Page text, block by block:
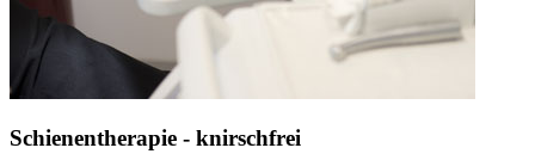
Schienentherapie - knirschfrei